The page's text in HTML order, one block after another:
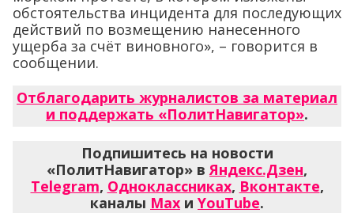
обстоятельства инцидента для последующих
действий по возмещению нанесенного
ущерба за счёт виновного», – говорится в
сообщении.
Отблагодарить журналистов за материал
и поддержать «ПолитНавигатор».
Подпишитесь на новости
«ПолитНавигатор» в Яндекс.Дзен,
Telegram, Одноклассниках, Вконтакте,
каналы Max и YouTube.